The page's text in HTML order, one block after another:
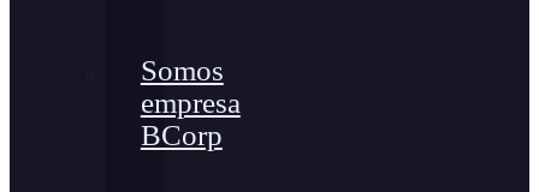
Somos
empresa
BCorp